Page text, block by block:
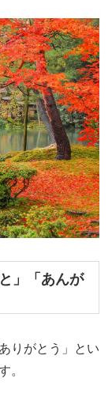
」「あんが
りがとう」とい
。